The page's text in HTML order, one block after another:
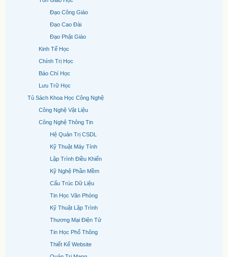
Đạo Công Giáo
Đạo Cao Đài
Đạo Phật Giáo
Kinh Tế Học
Chính Trị Học
Báo Chí Học
Lưu Trữ Học
Tủ Sách Khoa Học Công Nghệ
Công Nghệ Vật Liệu
Công Nghệ Thông Tin
Hệ Quản Trị CSDL
Kỹ Thuật Máy Tính
Lập Trình Điều Khiển
Kỹ Nghệ Phần Mềm
Cấu Trúc Dữ Liệu
Tin Học Văn Phòng
Kỹ Thuật Lập Trình
Thương Mại Điện Tử
Tin Học Phổ Thông
Thiết Kế Website